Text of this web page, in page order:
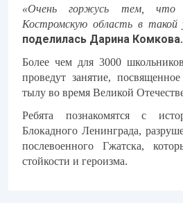
«Очень горжусь тем, что
Костромскую область в такой
поделилась Дарина Комкова.
Более чем для 3000
проведут занятие,
тылу во время Великой
Ребята познакомятся с
Блокадного Ленинграда,
послевоенного Гжатска,
стойкости и героизма.